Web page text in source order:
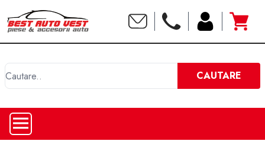
CAUTARE